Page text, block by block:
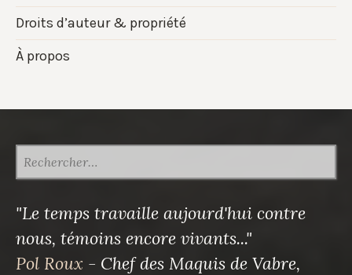
Droits d’auteur & propriété
À propos
"Le temps travaille aujourd'hui contre
nous, témoins encore vivants..."
Pol Roux - Chef des Maquis de Vabre,